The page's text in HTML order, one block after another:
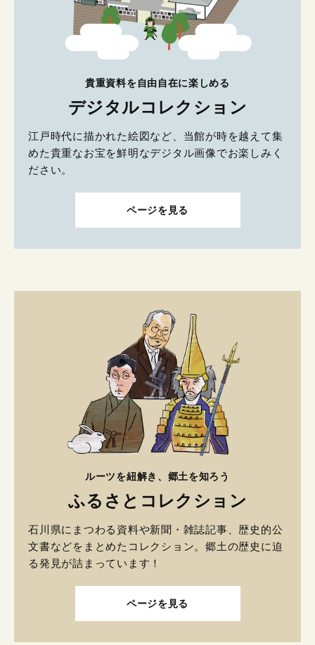
貴重資料を自由自在に楽しめる
デジタルコレクション
江戸時代に描かれた絵図など、当館が時を越えて集
めた貴重なお宝を鮮明なデジタル画像でお楽しみく
ださい。
ページを見る
ルーツを紐解き、郷土を知ろう
ふるさとコレクション
石川県にまつわる資料や新聞・雑誌記事、歴史的公
文書などをまとめたコレクション。郷土の歴史に迫
る発見が詰まっています！
ページを見る